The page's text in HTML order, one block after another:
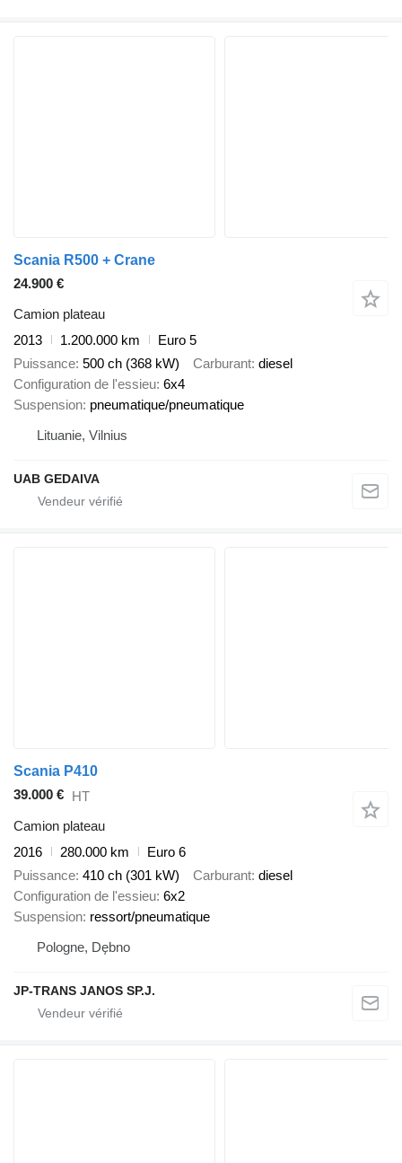
Scania R500 + Crane
24.900 €
Camion plateau
2013
1.200.000 km
Euro 5
Puissance 500 ch (368 kW) Carburant diesel
Configuration de l'essieu 6x4
Suspension pneumatique/pneumatique
Lituanie, Vilnius
UAB GEDAIVA
Scania P410
39.000 € HT
Camion plateau
2016
280.000 km
Euro 6
Puissance 410 ch (301 kW) Carburant diesel
Configuration de l'essieu 6x2
Suspension ressort/pneumatique
Pologne, Dębno
JP-TRANS JANOS SP.J.